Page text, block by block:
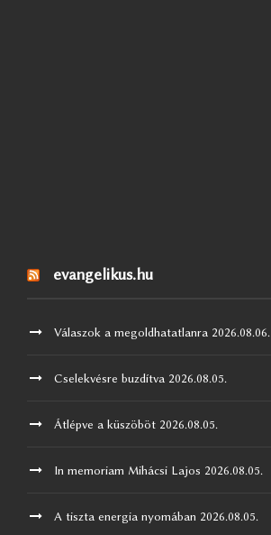
evangelikus.hu
Válaszok a megoldhatatlanra 2026.08.06.
Cselekvésre buzdítva 2026.08.05.
Átlépve a küszöböt 2026.08.05.
In memoriam Mihácsi Lajos 2026.08.05.
A tiszta energia nyomában 2026.08.05.